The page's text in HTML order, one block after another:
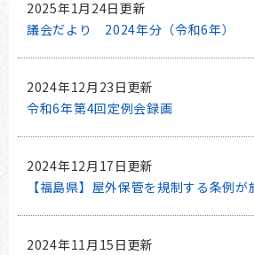
2025年1月24日更新
議会だより 2024年分（令和6年）
2024年12月23日更新
令和6年第4回定例会録画
2024年12月17日更新
【福島県】屋外保管を規制する条例が
2024年11月15日更新